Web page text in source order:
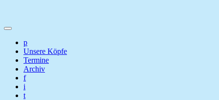
p
Unsere Köpfe
Termine
Archiv
f
i
t